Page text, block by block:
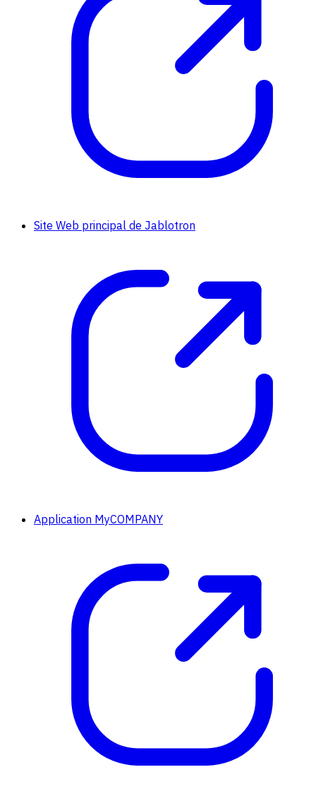
Site Web principal de Jablotron
Application MyCOMPANY